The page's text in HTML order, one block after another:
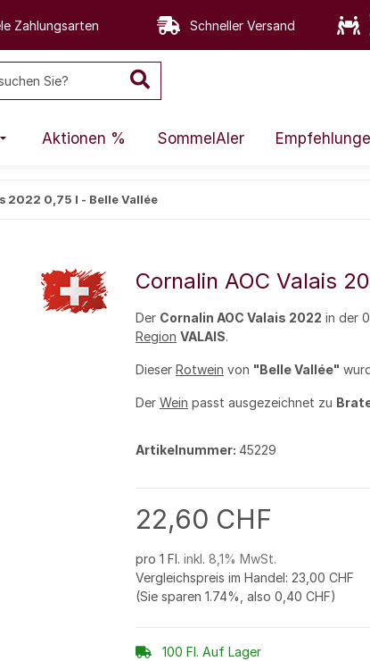
Zahlungsarten Schneller Versand
Aktionen % SommelAIer
2022 0,75 l - Belle Vallée
Cornalin AOC Valais
Der Cornalin AOC Valais 2022 in der
Region VALAIS.
Dieser Rotwein von "Belle Vallée"
Der Wein passt ausgezeichnet zu
Artikelnummer: 45229
22,60 CHF
pro 1 Fl. inkl. 8,1% MwSt.
Vergleichspreis im Handel: 23,00 CHF
(Sie sparen 1.74% , also 0,40 CHF)
100 Fl. Auf Lager